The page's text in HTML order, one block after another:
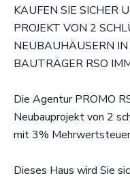
KAUFEN SIE SICHER
PROJEKT VON 2
NEUBAUHÄUSERN
BAUTRÄGER RSO
Die Agentur PROMO
Neubauprojekt von 2
mit 3% Mehrwertsteuer
Dieses Haus wird Sie